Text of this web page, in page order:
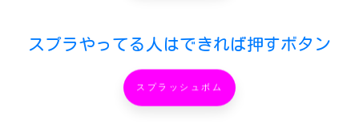
スプラやってる人はできれば押すボタン
スプラッシュボム